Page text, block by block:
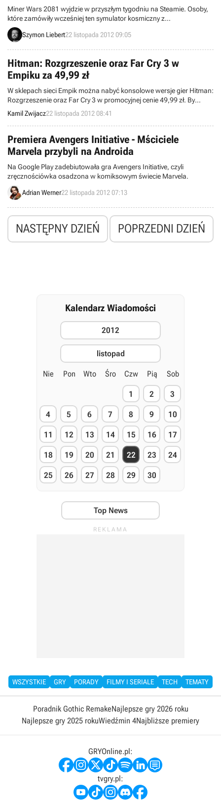
Miner Wars 2081 wyjdzie w przyszłym tygodniu na Steamie. Osoby,
które zamówiły wcześniej ten symulator kosmiczny z
zaawansowanym systemem destrukcji mogą ściągnąć jego betę na
platformie Valve.
Szymon Liebert22 listopada 2012 09:05
Hitman: Rozgrzeszenie oraz Far Cry 3 w
Empiku za 49,99 zł
W sklepach sieci Empik można nabyć konsolowe wersje gier Hitman:
Rozgrzeszenie oraz Far Cry 3 w promocyjnej cenie 49,99 zł. By
otrzymać rabat należy jednak odsprzedać dwie starsze produkcje z
opublikowanych przez firmę list.
Kamil Zwijacz22 listopada 2012 08:41
Premiera Avengers Initiative - Mściciele
Marvela przybyli na Androida
Na Google Play zadebiutowała gra Avengers Initiative, czyli
zręcznościówka osadzona w komiksowym świecie Marvela.
Adrian Werner22 listopada 2012 07:13
NASTĘPNY DZIEŃ POPRZEDNI DZIEŃ
Kalendarz Wiadomości
2012
listopad
Nie Pon Wto Śro Czw Pią Sob
1 2 3
4 5 6 7 8 9 10
11 12 13 14 15 16 17
18 19 20 21 22 23 24
25 26 27 28 29 30
Top News
WSZYSTKIE GRY PORADY FILMY I SERIALE TECH TEMATY
Poradnik Gothic RemakeNajlepsze gry 2026 roku
Najlepsze gry 2025 rokuWiedźmin 4Najbliższe premiery
GRYOnline.pl:
tvgry.pl: